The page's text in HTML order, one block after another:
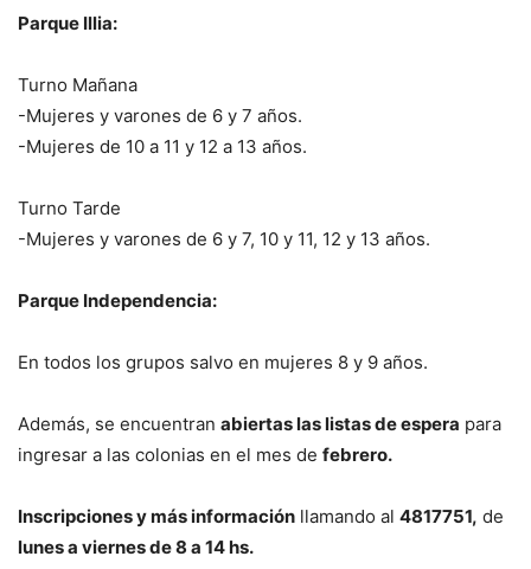
Parque Illia:
Turno Mañana
-Mujeres y varones de 6 y 7 años.
-Mujeres de 10 a 11 y 12 a 13 años.
Turno Tarde
-Mujeres y varones de 6 y 7, 10 y 11, 12 y 13 años.
Parque Independencia:
En todos los grupos salvo en mujeres 8 y 9 años.
Además, se encuentran abiertas las listas de espera para
ingresar a las colonias en el mes de febrero.
Inscripciones y más información llamando al 4817751, de
lunes a viernes de 8 a 14 hs.